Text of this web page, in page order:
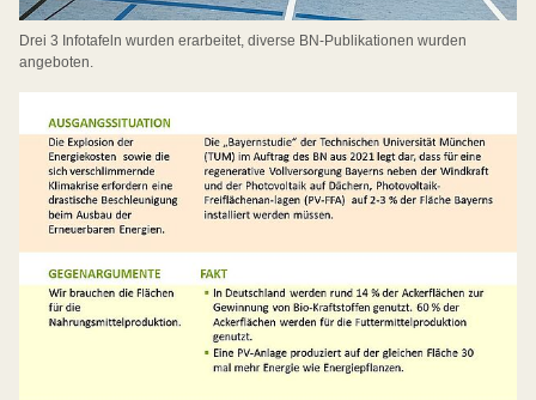
Drei 3 Infotafeln wurden erarbeitet, diverse BN-Publikationen wurden
angeboten.